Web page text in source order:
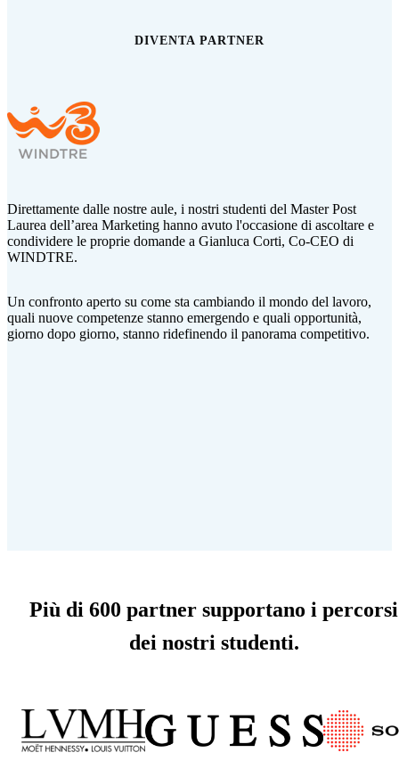
DIVENTA PARTNER
Direttamente dalle nostre aule, i nostri studenti del Master Post
Laurea dell’area Marketing hanno avuto l'occasione di ascoltare e
condividere le proprie domande a Gianluca Corti, Co-CEO di
WINDTRE.
Un confronto aperto su come sta cambiando il mondo del lavoro,
quali nuove competenze stanno emergendo e quali opportunità,
giorno dopo giorno, stanno ridefinendo il panorama competitivo.
Più di 600 partner supportano i percorsi
dei nostri studenti.